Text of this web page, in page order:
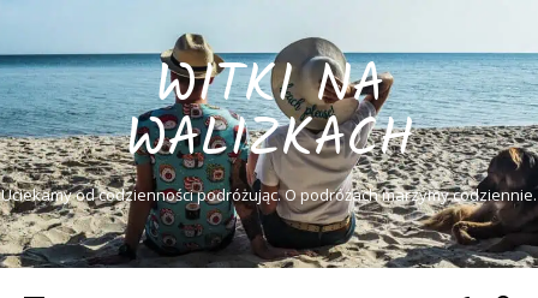
WITKI NA
WALIZKACH
Uciekamy od codzienności podróżując. O podróżach marzymy codziennie.